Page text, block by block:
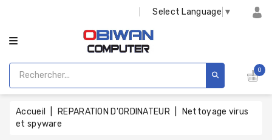
Select Language ▼
0
Accueil REPARATION D'ORDINATEUR
Nettoyage virus
et spyware